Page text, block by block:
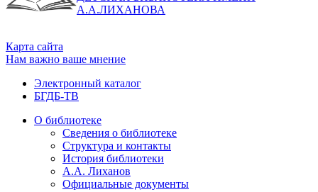
А.А.ЛИХАНОВА
Карта сайта
Нам важно ваше мнение
Электронный каталог
БГДБ-ТВ
О библиотеке
Сведения о библиотеке
Структура и контакты
История библиотеки
А.А. Лиханов
Официальные документы